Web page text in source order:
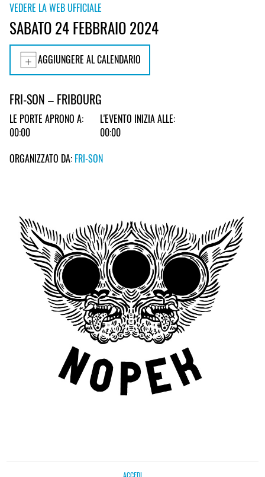
VEDERE LA WEB UFFICIALE
SABATO 24 FEBBRAIO 2024
AGGIUNGERE AL CALENDARIO
FRI-SON – FRIBOURG
LE PORTE APRONO A:
00:00
L'EVENTO INIZIA ALLE:
00:00
ORGANIZZATO DA: FRI-SON
ACCEDI